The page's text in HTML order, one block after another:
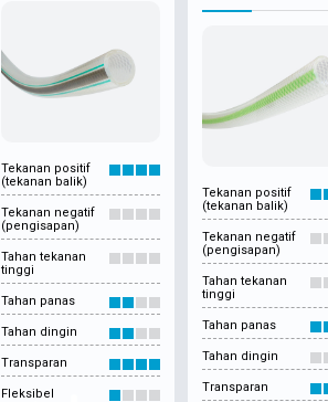
Tekanan positif
(tekanan balik)
Tekanan negatif
(pengisapan)
Tahan tekanan
tinggi
Tahan panas
Tahan dingin
Transparan
Fleksibel
Tekanan positif
(tekanan balik)
Tekanan negatif
(pengisapan)
Tahan tekanan
tinggi
Tahan panas
Tahan dingin
Transparan